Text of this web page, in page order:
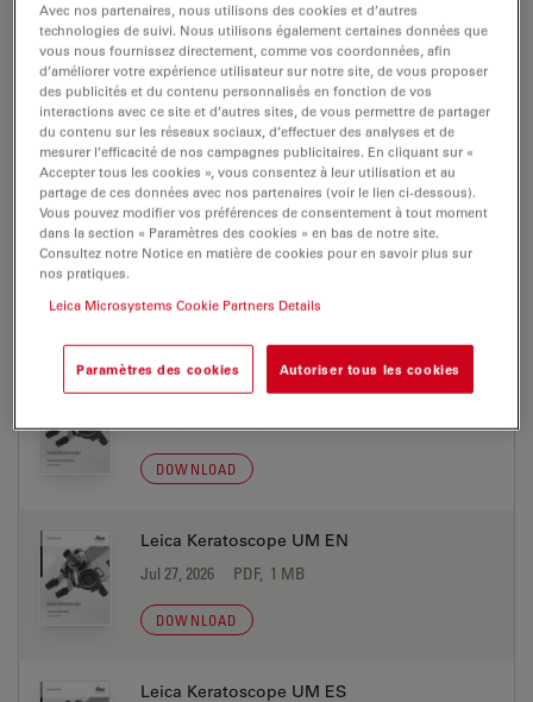
BROCHURE OR FLYER
Keratoscope Flyer MC-0000458 EN
Jul 27, 2026 PDF, 311 KB
DOWNLOAD
Leica Keratoscope UM DE
DOWNLOAD
Leica Keratoscope UM EN
Jul 27, 2026 PDF, 1 MB
DOWNLOAD
Leica Keratoscope UM ES
Avec nos partenaires, nous utilisons des cookies et d’autres
technologies de suivi. Nous utilisons également certaines données que
vous nous fournissez directement, comme vos coordonnées, afin
d’améliorer votre expérience utilisateur sur notre site, de vous proposer
des publicités et du contenu personnalisés en fonction de vos
interactions avec ce site et d’autres sites, de vous permettre de partager
du contenu sur les réseaux sociaux, d’effectuer des analyses et de
mesurer l’efficacité de nos campagnes publicitaires. En cliquant sur «
Accepter tous les cookies », vous consentez à leur utilisation et au
partage de ces données avec nos partenaires (voir le lien ci-dessous).
Vous pouvez modifier vos préférences de consentement à tout moment
dans la section « Paramètres des cookies » en bas de notre site.
Consultez notre Notice en matière de cookies pour en savoir plus sur
nos pratiques.
Leica Microsystems Cookie Partners Details
Paramètres des cookies Autoriser tous les cookies